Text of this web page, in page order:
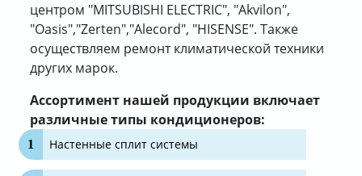
центром "MITSUBISHI ELECTRIC", "Akvilon",
"Oasis","Zerten","Alecord", "HISENSE". Также
осуществляем ремонт климатической техники
других марок.
Ассортимент нашей продукции включает
различные типы кондиционеров:
Настенные сплит системы